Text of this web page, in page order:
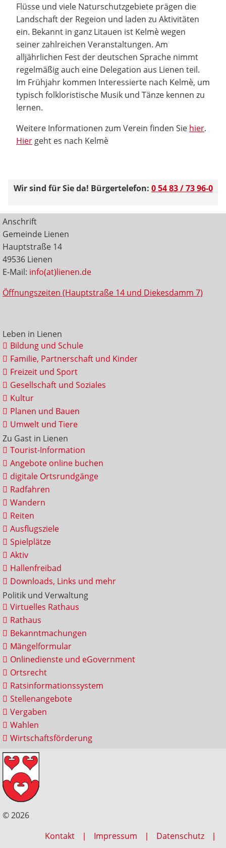
Flüsse und viele Naturschutzgebiete prägen die
Landschaft der Regeion und laden zu Aktivitäten
ein. Bekannt in ganz Litauen ist Kelmè wegen
seiner zahlreichen Veranstaltungen. Am
alljährlichen Fest der deutschen Sprache nimmt
regelmäßig auch eine Delegation aus Lienen teil.
Im Frühjahr kommen Interessierte nach Kelmè, um
typisch folkloristische Musik und Tänze kennen zu
lernen.
Weitere Informationen zum Verein finden Sie hier.
Hier geht es nach Kelmè
Wir sind für Sie da! Bürgertelefon: 0 54 83 / 73 96-0
Anschrift
Gemeinde Lienen
Hauptstraße 14
49536 Lienen
E-Mail: info(at)lienen.de
Öffnungszeiten (Hauptstraße 14 und Diekesdamm 7)
Leben in Lienen
Bildung und Schule
Familie, Partnerschaft und Kinder
Freizeit und Sport
Gesellschaft und Soziales
Kultur
Planen und Bauen
Umwelt und Tiere
Zu Gast in Lienen
Tourist-Information
Angebote online buchen
digitale Ortsrundgänge
Radfahren
Wandern
Reiten
Ausflugsziele
Spielplätze
Aktiv
Hallenfreibad
Downloads, Links und mehr
Politik und Verwaltung
Virtuelles Rathaus
Rathaus
Bekanntmachungen
Mängelformular
Onlinedienste und eGovernment
Ortsrecht
Ratsinformationssystem
Stellenangebote
Vergaben
Wahlen
Wirtschaftsförderung
© 2026
Kontakt
Impressum Datenschutz